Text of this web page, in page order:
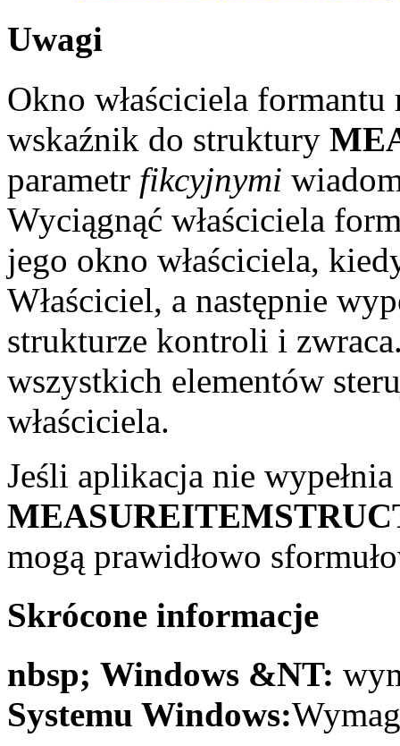
Uwagi
Okno właściciela
wskaźnik do struktury
parametr fikcyjnymi
Wyciągnąć właściciela
jego okno właściciela,
Właściciel, a następnie
strukturze kontroli i
wszystkich elementów
właściciela.
Jeśli aplikacja nie
mogą prawidłowo
Skrócone informacje
nbsp; Windows &NT:
Systemu Windows: